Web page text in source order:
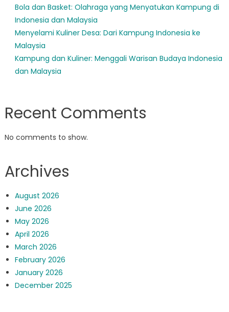
Bola dan Basket: Olahraga yang Menyatukan Kampung di
Indonesia dan Malaysia
Menyelami Kuliner Desa: Dari Kampung Indonesia ke
Malaysia
Kampung dan Kuliner: Menggali Warisan Budaya Indonesia
dan Malaysia
Recent Comments
No comments to show.
Archives
August 2026
June 2026
May 2026
April 2026
March 2026
February 2026
January 2026
December 2025